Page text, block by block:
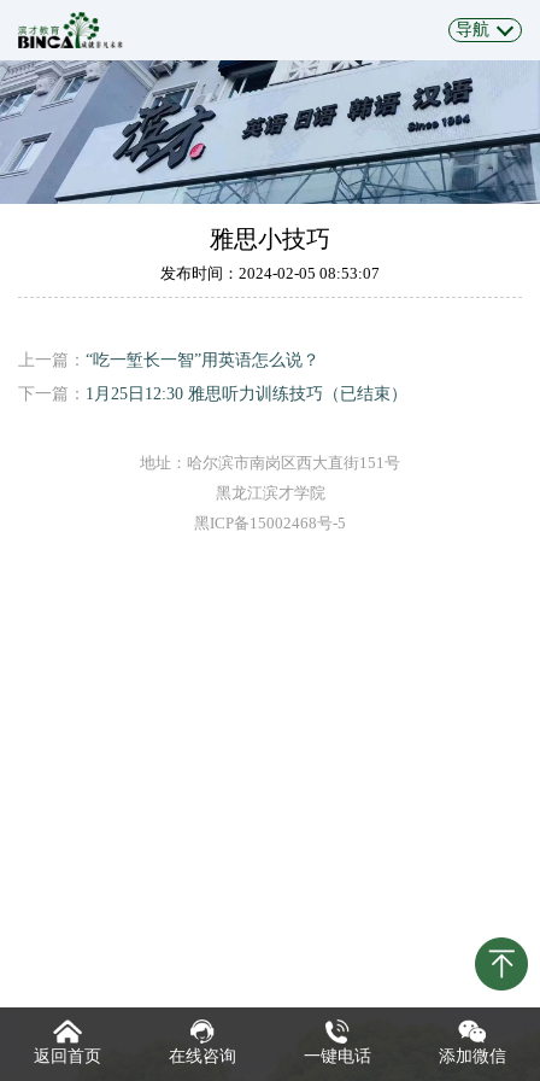
导航
雅思小技巧
发布时间：2024-02-05 08:53:07
上一篇： “吃一堑长一智”用英语怎么说？
下一篇： 1月25日12:30 雅思听力训练技巧（已结束）
地址：哈尔滨市南岗区西大直街151号
黑龙江滨才学院
黑ICP备15002468号-5
返回首页 在线咨询 一键电话 添加微信